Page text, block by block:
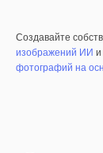
Создавайте
изображений ИИ
фотографий на